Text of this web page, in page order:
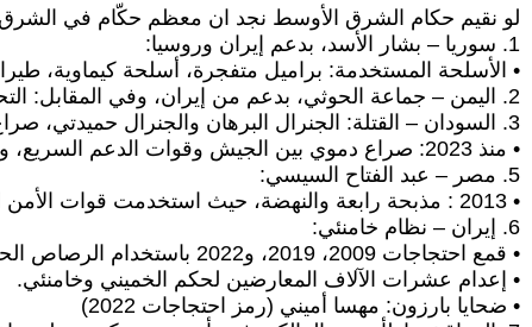
لو نقيم حكام الشرق الأوسط نجد ان معظم حكّام في
1. سوريا – بشار الأسد، بدعم إيران وروسيا:
• الأسلحة المستخدمة: براميل متفجرة، أسلحة كيماوية،
2. اليمن – جماعة الحوثي، بدعم من إيران، وفي المقابل: التحالف العربي بقيادة السعودية والإمارات العربية المتحدة، باستخدام الطائرات المسيّرة والصواريخ.
3. السودان – القتلة: الجنرال البرهان والجنرال حميدتي، صراع على الحكم:
• منذ 2023: صراع دموي بين الجيش وقوات الدعم السريع، والضحية الشعب السوداني.
5. مصر – عبد الفتاح السيسي:
• 2013 : مذبحة رابعة والنهضة، حيث استخدمت قوات الأمن السلاح ضد المعتصمين السلميين، قُتل فيها مئات.
6. إيران – نظام خامنئي:
• قمع احتجاجات 2009، 2019، و2022 باستخدام الرصاص الحي.
• إعدام عشرات الآلاف المعارضين لحكم الخميني وخامنئي.
• ضحايا بارزون: مهسا أميني (رمز احتجاجات 2022)